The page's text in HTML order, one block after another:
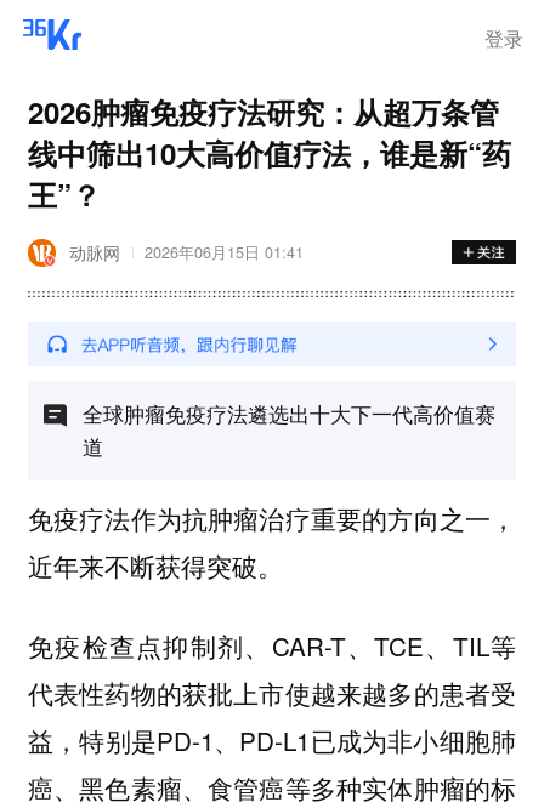
登录
2026肿瘤免疫疗法研究：从超万条管
线中筛出10大高价值疗法，谁是新“药
王”？
动脉网 2026年06月15日 01:41
全球肿瘤免疫疗法遴选出十大下一代高价值赛
道
免疫疗法作为抗肿瘤治疗重要的方向之一，
近年来不断获得突破。
免疫检查点抑制剂、CAR-T、TCE、TIL等
代表性药物的获批上市使越来越多的患者受
益，特别是PD-1、PD-L1已成为非小细胞肺
癌、黑色素瘤、食管癌等多种实体肿瘤的标